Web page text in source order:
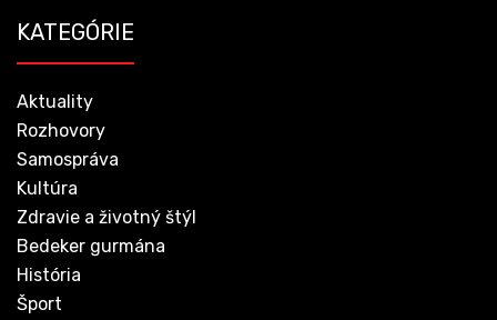
KATEGÓRIE
Aktuality
Rozhovory
Samospráva
Kultúra
Zdravie a životný štýl
Bedeker gurmána
História
Šport